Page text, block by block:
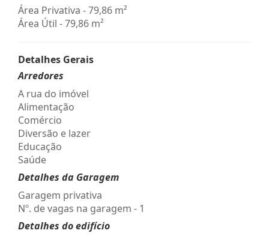
Área Privativa - 79,86 m²
Área Útil - 79,86 m²
Detalhes Gerais
Arredores
A rua do imóvel
Alimentação
Comércio
Diversão e lazer
Educação
Saúde
Detalhes da Garagem
Garagem privativa
Nº. de vagas na garagem - 1
Detalhes do edifício